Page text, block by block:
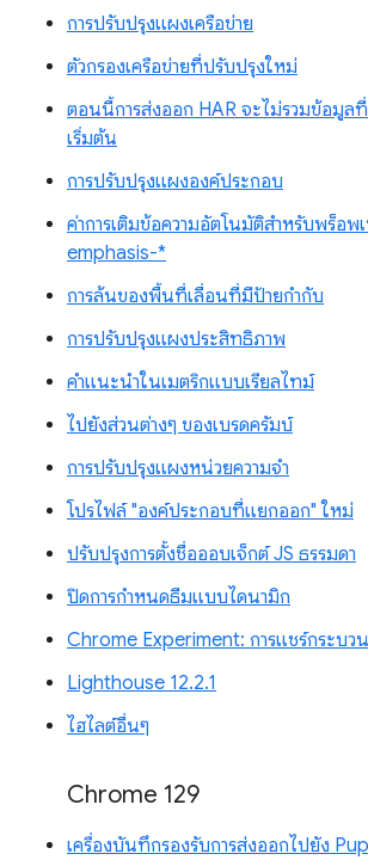
การปรับปรุงแผงเครือข่าย
ตัวกรองเครือข่ายที่ปรับปรุงใหม่
ตอนนี้การส่งออก HAR จะไม่รวมข้อมูล
เริ่มต้น
การปรับปรุงแผงองค์ประกอบ
ค่าการเติมข้อความอัตโนมัติสำหรับพร็อ
emphasis-*
การล้นของพื้นที่เลื่อนที่มีป้ายกำกับ
การปรับปรุงแผงประสิทธิภาพ
คำแนะนำในเมตริกแบบเรียลไทม์
ไปยังส่วนต่างๆ ของเบรดครัมบ์
การปรับปรุงแผงหน่วยความจำ
โปรไฟล์ "องค์ประกอบที่แยกออก" ใหม่
ปรับปรุงการตั้งชื่อออบเจ็กต์ JS ธรรมดา
ปิดการกำหนดธีมแบบไดนามิก
Chrome Experiment: การแชร์กระบว
Lighthouse 12.2.1
ไฮไลต์อื่นๆ
Chrome 129
เครื่องบันทึกรองรับการส่งออกไปยัง